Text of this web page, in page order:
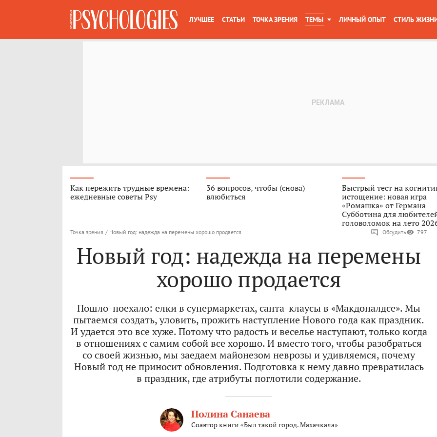
ЛУЧШЕЕ СТАТЬИ ТОЧКА ЗРЕНИЯ ТЕМЫ ЛИЧНЫЙ ОПЫТ СТИЛЬ
Как пережить трудные времена:
ежедневные советы Psy
36 вопросов, чтобы (снова)
влюбиться
Быстрый тест на
истощение: новая игра
«Ромашка» от Германа
Субботина для
головоломок на лето
Точка зрения / Новый год: надежда на перемены хорошо продается Обсудить 797
Новый год: надежда на перемены
хорошо продается
Пошло-поехало: елки в супермаркетах, санта-клаусы в «Макдоналдсе». Мы
пытаемся создать, уловить, прожить наступление Нового года как праздник.
И удается это все хуже. Потому что радость и веселье наступают, только когда
в отношениях с самим собой все хорошо. И вместо того, чтобы разобраться
со своей жизнью, мы заедаем майонезом неврозы и удивляемся, почему
Новый год не приносит обновления. Подготовка к нему давно превратилась
в праздник, где атрибуты поглотили содержание.
Полина Санаева
Соавтор книги «Был такой город. Махачкала»